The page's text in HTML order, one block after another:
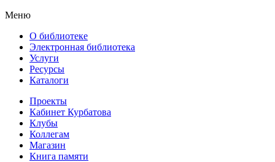
Меню
О библиотеке
Электронная библиотека
Услуги
Ресурсы
Каталоги
Проекты
Кабинет Курбатова
Клубы
Коллегам
Магазин
Книга памяти